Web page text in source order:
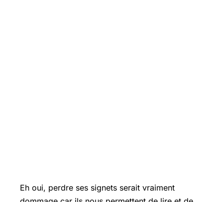
Eh oui, perdre ses signets serait vraiment